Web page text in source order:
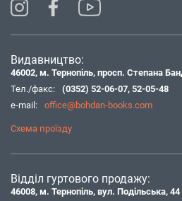
Видавництво:
46002, м. Тернопіль, просп. Степана
Тел./факс:
(0352) 52-06-07, 52-05-48
e-mail:
office@bohdan-books.com
Схема проїзду
Відділ гуртового продажу:
46008, м. Тернопіль, вул. Подільська, 44